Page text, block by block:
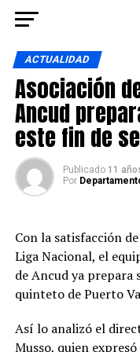
ACTUALIDAD
Asociación
Ancud
este fin de
Publicado 11
Por
Con la satisfacción
Liga Nacional, el
de Ancud ya prepara
quinteto de Puerto
Así lo analizó el
Musso, quien
Ir